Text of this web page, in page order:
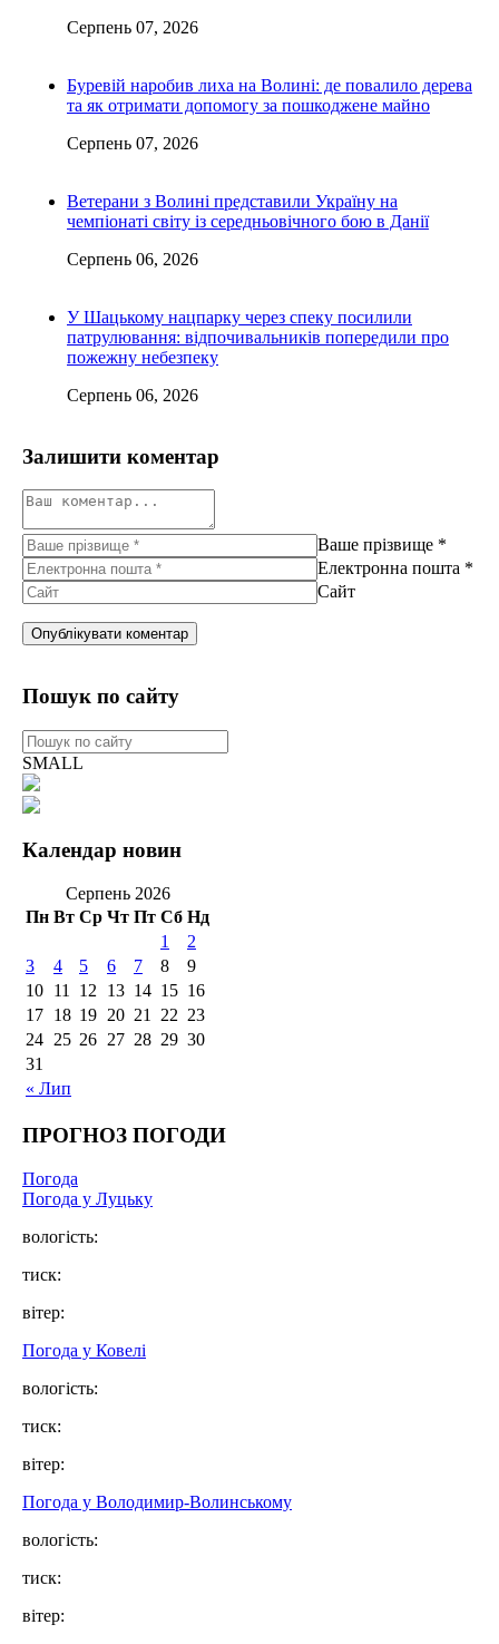
Серпень 07, 2026
Буревій наробив лиха на Волині: де повалило дерева
та як отримати допомогу за пошкоджене майно
Серпень 07, 2026
Ветерани з Волині представили Україну на
чемпіонаті світу із середньовічного бою в Данії
Серпень 06, 2026
У Шацькому нацпарку через спеку посилили
патрулювання: відпочивальників попередили про
пожежну небезпеку
Серпень 06, 2026
Залишити коментар
Ваше прізвище *
Електронна пошта *
Сайт
Пошук по сайту
SMALL
Календар новин
Серпень 2026
Пн Вт Ср Чт Пт Сб Нд
« Лип
1
2
3
4 5 6 7 8
9
10 11 12 13 14 15 16
17 18 19 20 21 22 23
24 25 26 27 28 29 30
31
ПРОГНОЗ ПОГОДИ
Погода
Погода у Луцьку
вологість:
тиск:
вітер:
Погода у Ковелі
вологість:
тиск:
вітер:
Погода у Володимир-Волинському
вологість:
тиск:
вітер: